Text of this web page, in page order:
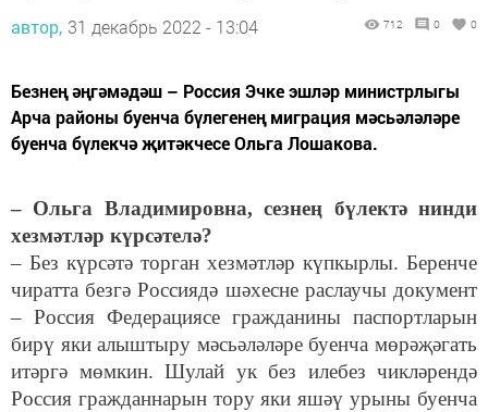
автор, 31 декабрь 2022 - 13:04 712 0 0
Безнең әңгәмәдәш – Россия Эчке эшләр министрлыгы
Арча районы буенча бүлегенең миграция мәсьәләләре
буенча бүлекчә җитәкчесе Ольга Лошакова.
– Ольга Владимировна, сезнең бүлектә нинди
хезмәтләр күрсәтелә?
– Без күрсәтә торган хезмәтләр күпкырлы. Беренче
чиратта безгә Россиядә шәхесне раслаучы документ
– Россия Федерациясе гражданины паспортларын
бирү яки алыштыру мәсьәләләре буенча мөрәҗәгать
итәргә мөмкин. Шулай ук без илебез чикләрендә
Россия гражданнарын тору яки яшәү урыны буенча